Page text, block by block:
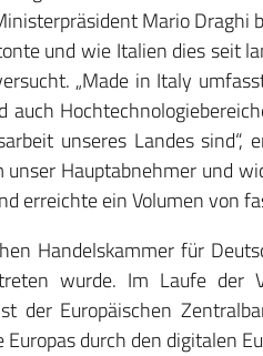
Mario Draghi
und wie Italien dies seit
„Made in Italy
unseres Landes sind“,
Hauptabnehmer und
erreichte ein Volumen von
Handelskammer für
wurde. Im Laufe der
der Europäischen
durch den digitalen